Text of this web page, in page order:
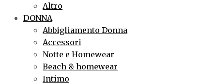
Altro
DONNA
Abbigliamento Donna
Accessori
Notte e Homewear
Beach & homewear
Intimo